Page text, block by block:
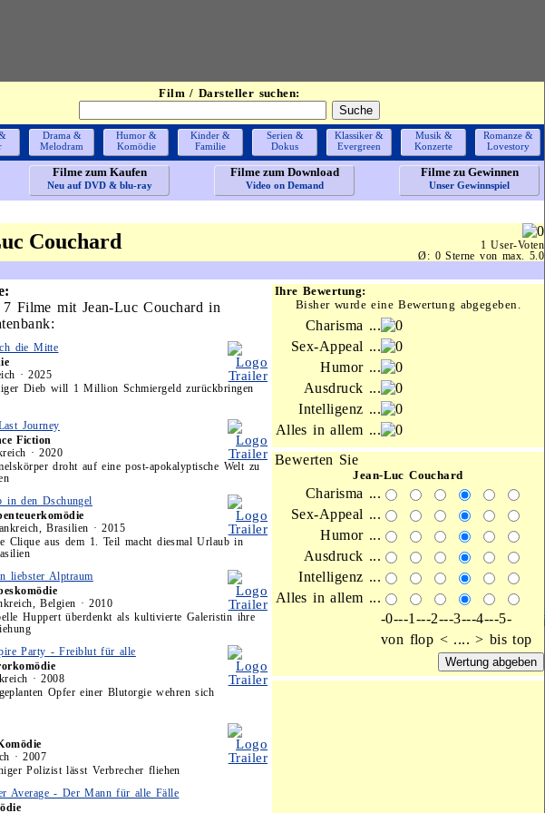
Film / Darsteller suchen:
Drama &
Melodram
Humor &
Komödie
Kinder &
Familie
Serien &
Dokus
Klassiker &
Evergreen
Musik &
Konzerte
Romanze &
Lovestory
Filme zum Kaufen
Neu auf DVD & blu-ray
Filme zum Download
Video on Demand
Filme zu Gewinnen
Unser Gewinnspiel
Couchard
1 User-Voten
Ø: 0 Sterne von max. 5.0
Filme mit Jean-Luc Couchard in
die Mitte
· 2025
Dieb will 1 Million Schmiergeld zurückbringen
Journey
Fiction
· 2020
droht auf eine post-apokalyptische Welt zu
in den Dschungel
Brasilien · 2015
Clique aus dem 1. Teil macht diesmal Urlaub in
liebster Alptraum
Belgien · 2010
Huppert überdenkt als kultivierte Galeristin ihre
Party - Freiblut für alle
· 2008
Opfer einer Blutorgie wehren sich
· 2007
Polizist lässt Verbrecher fliehen
Average - Der Mann für alle Fälle
Ihre Bewertung:
Bisher wurde eine Bewertung abgegeben.
Charisma ...
Sex-Appeal ...
Humor ...
Ausdruck ...
Intelligenz ...
Alles in allem ...
Bewerten Sie
Jean-Luc Couchard
Charisma ...
Sex-Appeal ...
Humor ...
Ausdruck ...
Intelligenz ...
Alles in allem ...
-0---1---2---3---4---5-
von flop < .... > bis top